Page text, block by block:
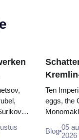
u uw
tronen
Ten
eggs, the
boy tsars
Blog 05
2026